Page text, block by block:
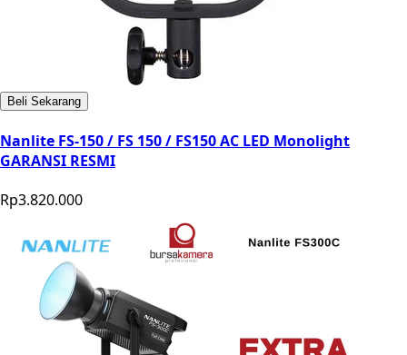
Beli Sekarang
Nanlite FS-150 / FS 150 / FS150 AC LED Monolight
GARANSI RESMI
Rp3.820.000